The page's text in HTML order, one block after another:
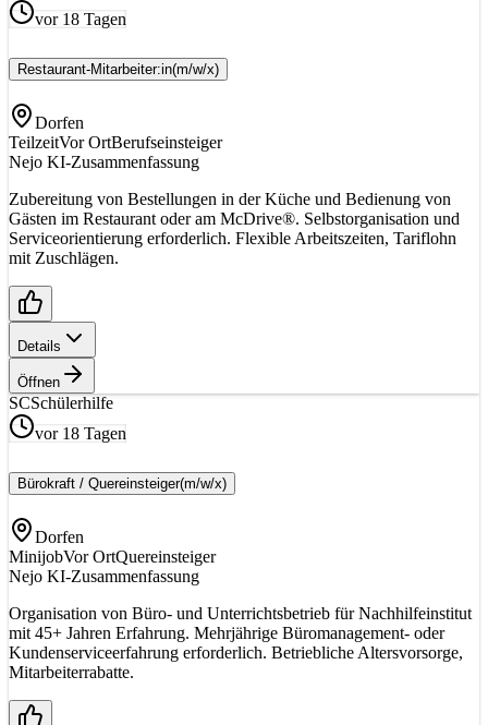
vor 18 Tagen
Restaurant-Mitarbeiter:in(m/w/x)
Dorfen
TeilzeitVor OrtBerufseinsteiger
Nejo KI-Zusammenfassung
Zubereitung von Bestellungen in der Küche und Bedienung von
Gästen im Restaurant oder am McDrive®. Selbstorganisation und
Serviceorientierung erforderlich. Flexible Arbeitszeiten, Tariflohn
mit Zuschlägen.
Details
Öffnen
SCSchülerhilfe
vor 18 Tagen
Bürokraft / Quereinsteiger(m/w/x)
Dorfen
MinijobVor OrtQuereinsteiger
Nejo KI-Zusammenfassung
Organisation von Büro- und Unterrichtsbetrieb für Nachhilfeinstitut
mit 45+ Jahren Erfahrung. Mehrjährige Büromanagement- oder
Kundenserviceerfahrung erforderlich. Betriebliche Altersvorsorge,
Mitarbeiterrabatte.